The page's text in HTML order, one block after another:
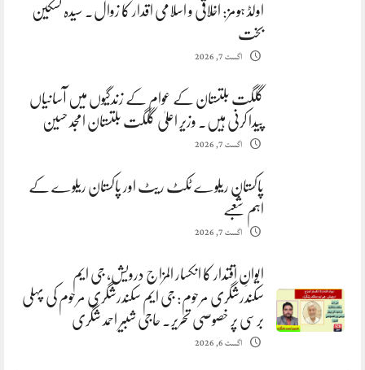
اولڈ ہومز: اخلاقی و اسلامی اقدار کا زوال. سیدہ تسکین
بخت
اگست 7, 2026
گلگت بلتستان کے عوام کے زندگیوں میں آسانیاں
پیدا کرنی ہیں. وزیر اعلیٰ گلگت بلتستان امجد حسین
اگست 7, 2026
پاکستان ریلوے ٹکٹ ریٹ اور پاکستان ریلوے کے
اہم شعبے
اگست 7, 2026
ایوانِ اقتدار کا انکسار المزاج درویش، جی ایم
سکندرشگری مرحوم: جی ایم سکندرشگری مرحوم کی پہلی
برسی پر خصوصی تحریر. حاجی شبیر احمد شگری
اگست 6, 2026